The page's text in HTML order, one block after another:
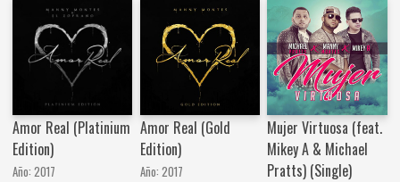
Amor Real (Platinium
Edition)
Año:2017
Amor Real (Gold
Edition)
Año: 2017
Mujer Virtuosa (feat.
Mikey A & Michael
Pratts) (Single)